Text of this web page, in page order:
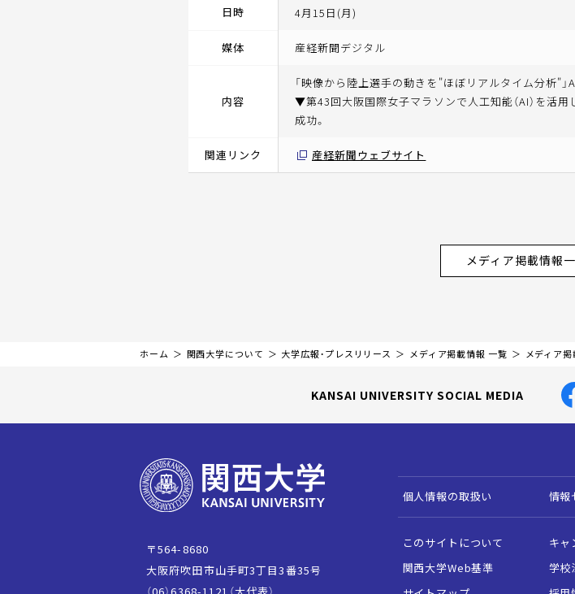
日時 4月15日(月)
媒体 産経新聞デジタル
内容
「映像から陸上選手の動きを"ほぼリアルタイム分析"
▼第43回大阪国際女子マラソンで人工知能（AI）を活
成功。
関連リンク 産経新聞ウェブサイト
メディア掲載情報
ホーム 関西大学について 大学広報・プレスリリース メディア掲載情報 一覧 メディア
KANSAI UNIVERSITY SOCIAL MEDIA
個人情報の取扱い 情報
このサイトについて
キャ
関西大学Web基準
学校
〒564-8680
大阪府吹田市山手町3丁目3番35号